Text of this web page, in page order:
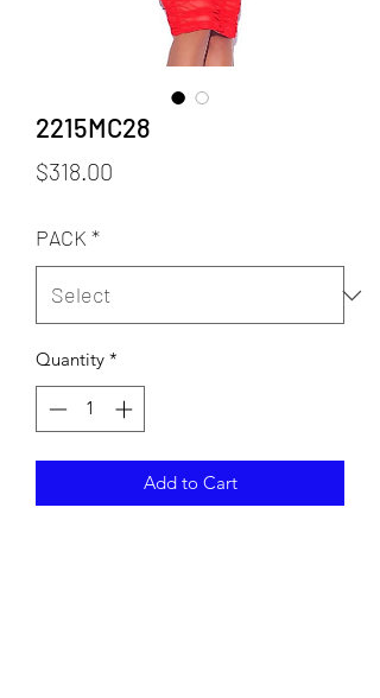
2215MC28
$318.00
PACK *
Quantity *
Add to Cart